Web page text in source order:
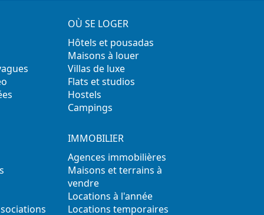
OÙ SE LOGER
Hôtels et pousadas
Maisons à louer
Villas de luxe
Flats et studios
Hostels
Campings
IMMOBILIER
Agences immobilières
Maisons et terrains à
vendre
Locations à l'année
Locations temporaires